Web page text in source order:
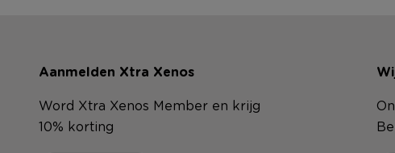
Aanmelden Xtra Xenos
Word Xtra Xenos Member en krijg
10% korting